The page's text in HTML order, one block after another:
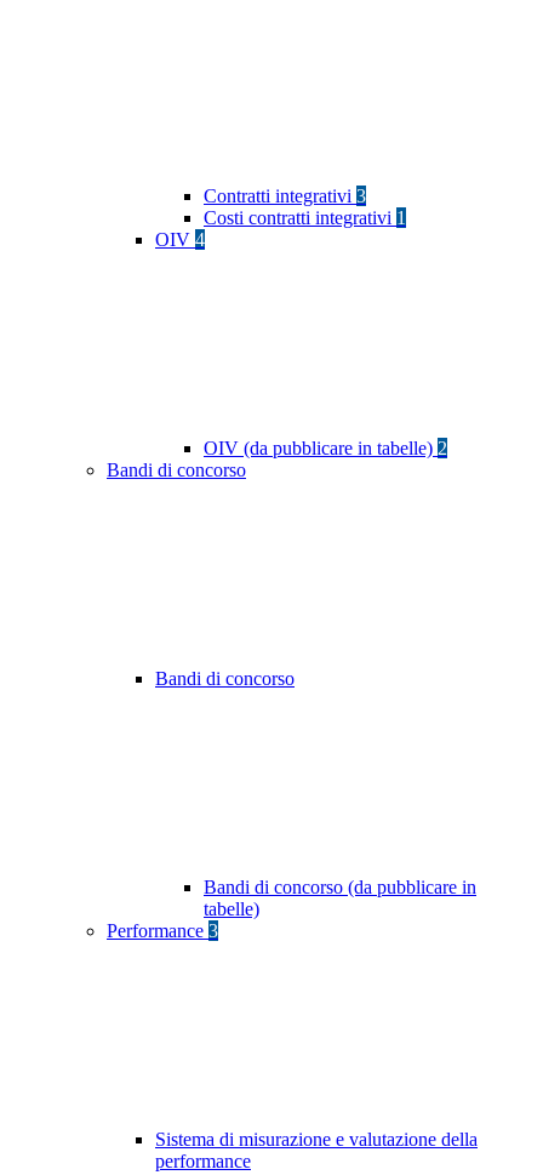
Contratti integrativi 3
Costi contratti integrativi 1
OIV 4
OIV (da pubblicare in tabelle) 2
Bandi di concorso
Bandi di concorso
Bandi di concorso (da pubblicare in
tabelle)
Performance 3
Sistema di misurazione e valutazione della
performance